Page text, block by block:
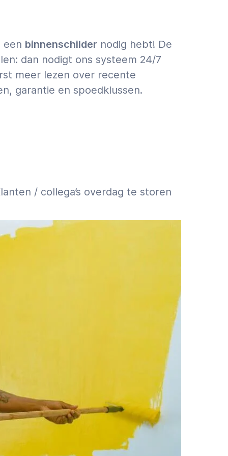
een binnenschilder nodig hebt! De
dan nodigt ons systeem 24/7
meer lezen over recente
garantie en spoedklussen.
/ collega’s overdag te storen